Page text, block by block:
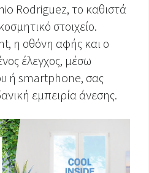
Rodriguez, το καθιστά
στοιχείο.
η οθόνη αφής και ο
έλεγχος, μέσω
ή smartphone, σας
εμπειρία άνεσης.